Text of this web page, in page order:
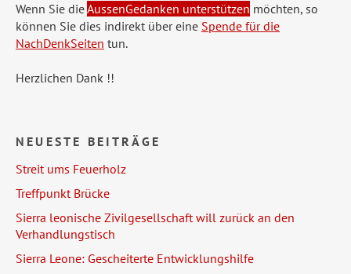
Wenn Sie dieAussenGedanken unterstützen möchten, so
können Sie dies indirekt über eine Spende für die
NachDenkSeiten tun.
Herzlichen Dank !!
NEUESTE BEITRÄGE
Streit ums Feuerholz
Treffpunkt Brücke
Sierra leonische Zivilgesellschaft will zurück an den
Verhandlungstisch
Sierra Leone: Gescheiterte Entwicklungshilfe